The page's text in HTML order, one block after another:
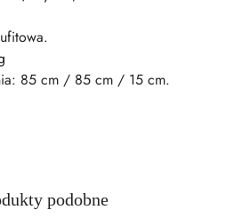
85 cm / 85 cm / 15 cm.
podobne